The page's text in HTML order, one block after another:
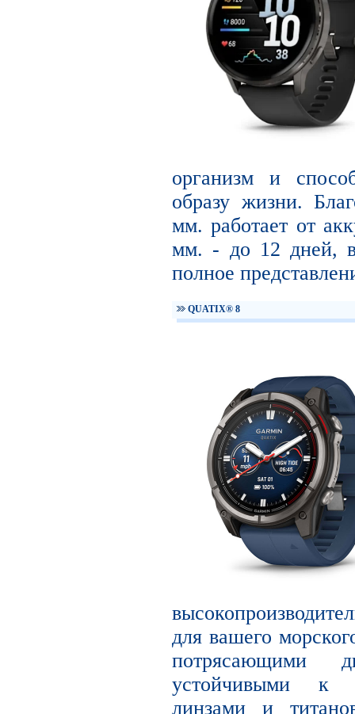
организм и
образу жизни.
мм. работает от
мм. - до 12 дней,
полное
QUATIX® 8
для вашего
потрясающими
устойчивыми к
линзами и